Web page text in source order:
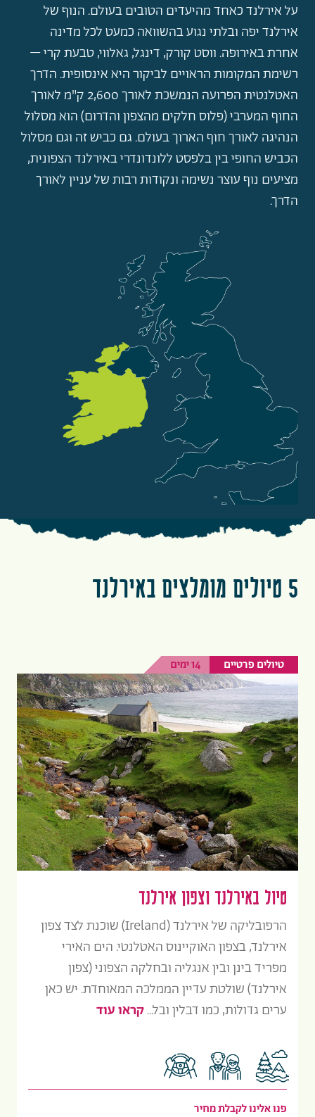
על אירלנד כאחד מהיעדים הטובים בעולם. הנוף של
אירלנד יפה ובלתי נגוע בהשוואה כמעט לכל מדינה
אחרת באירופה. ווסט קורק, דינגל, גאלווי, טבעת קרי –
רשימת המקומות הראויים לביקור היא אינסופית. הדרך
האטלנטית הפרועה הנמשכת לאורך 2,600 ק"מ לאורך
החוף המערבי (פלוס חלקים מהצפון והדרום) הוא מסלול
הנהיגה לאורך חוף הארוך בעולם. גם כביש זה וגם מסלול
הכביש החופי בין בלפסט ללונדונדרי באירלנד הצפונית,
מציעים נוף עוצר נשימה ונקודות רבות של עניין לאורך
הדרך.
5 טיולים מומלצים באירלנד
טיולים פרטיים 14 ימים
טיול באירלנד וצפון אירלנד
הרפובליקה של אירלנד (Ireland) שוכנת לצד צפון
אירלנד, בצפון האוקיינוס האטלנטי. הים האירי
מפריד בינן ובין אנגליה ובחלקה הצפוני (צפון
אירלנד) שולטת עדיין הממלכה המאוחדת. יש כאן
ערים גדולות, כמו דבלין ובל...קראו עוד
פנו אלינו לקבלת מחיר